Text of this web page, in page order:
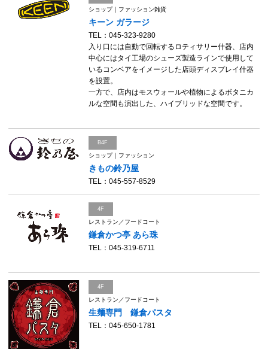
ショップ｜ファッション雑貨
キーン ガラージ
TEL：045-323-9280
入り口には自動で回転するロティサリー什器、店内
中心にはタイ工場のシューズ製造ラインで使用して
いるコンベアをイメージした店頭ディスプレイ什器
を設置。
一方で、店内はモスウォールや植物によるボタニカ
ルな空間も演出した、ハイブリッドな空間です。
B4F
ショップ｜ファッション
きもの鈴乃屋
TEL：045-557-8529
4F
レストラン／フードコート
鎌倉かつ亭 あら珠
TEL：045-319-6711
4F
レストラン／フードコート
生麺専門 鎌倉パスタ
TEL：045-650-1781